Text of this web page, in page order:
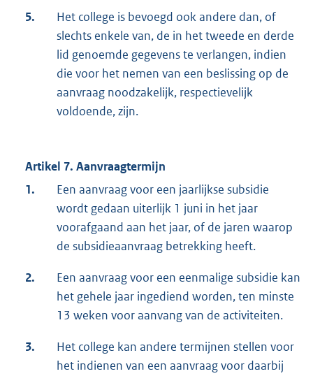
5.
Het college is bevoegd ook andere dan, of
slechts enkele van, de in het tweede en derde
lid genoemde gegevens te verlangen, indien
die voor het nemen van een beslissing op de
aanvraag noodzakelijk, respectievelijk
voldoende, zijn.
Artikel 7. Aanvraagtermijn
1.
Een aanvraag voor een jaarlijkse subsidie
wordt gedaan uiterlijk 1 juni in het jaar
voorafgaand aan het jaar, of de jaren waarop
de subsidieaanvraag betrekking heeft.
2.
Een aanvraag voor een eenmalige subsidie kan
het gehele jaar ingediend worden, ten minste
13 weken voor aanvang van de activiteiten.
3.
Het college kan andere termijnen stellen voor
het indienen van een aanvraag voor daarbij